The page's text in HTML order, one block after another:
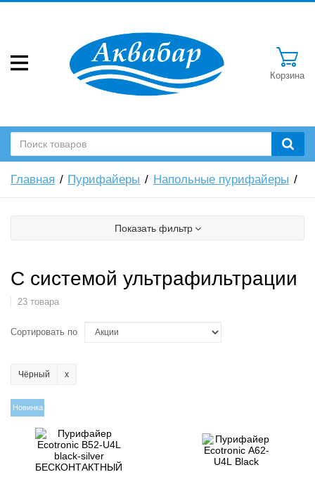
Корзина
Главная Пурифайеры Напольные пурифайеры
Показать фильтр
С системой ультрафильтрации
23 товара
Сортировать по
Чёрный
Новинка